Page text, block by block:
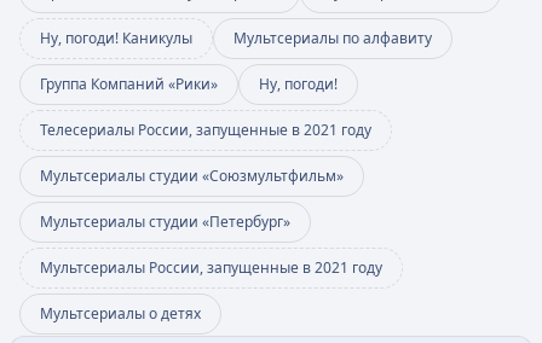
Ну, погоди! Каникулы Мультсериалы по алфавиту
Группа Компаний «Рики» Ну, погоди!
Телесериалы России, запущенные в 2021 году
Мультсериалы студии «Союзмультфильм»
Мультсериалы студии «Петербург»
Мультсериалы России, запущенные в 2021 году
Мультсериалы о детях